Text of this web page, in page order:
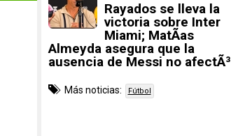
Rayados se lleva la
victoria sobre Inter
Miami; MatÃ­as
Almeyda asegura que la
ausencia de Messi no afectÃ³
Más noticias: Fútbol